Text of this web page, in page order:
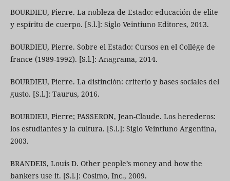
BOURDIEU, Pierre. La nobleza de Estado: educación de elite
y espíritu de cuerpo. [S.l.]: Siglo Veintiuno Editores, 2013.
BOURDIEU, Pierre. Sobre el Estado: Cursos en el Collége de
france (1989-1992). [S.l.]: Anagrama, 2014.
BOURDIEU, Pierre. La distinción: criterio y bases sociales del
gusto. [S.l.]: Taurus, 2016.
BOURDIEU, Pierre; PASSERON, Jean-Claude. Los herederos:
los estudiantes y la cultura. [S.l.]: Siglo Veintiuno Argentina,
2003.
BRANDEIS, Louis D. Other people’s money and how the
bankers use it. [S.l.]: Cosimo, Inc., 2009.